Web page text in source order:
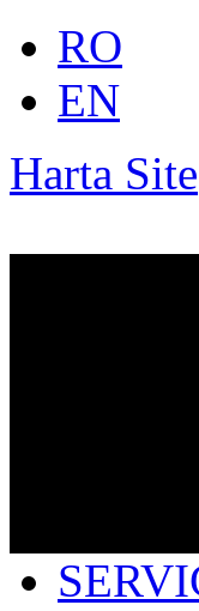
RO
EN
Harta Site